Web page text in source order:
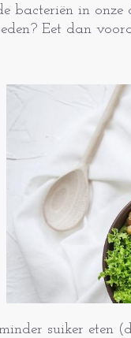
bacteriën in onze
Eet dan
suiker eten